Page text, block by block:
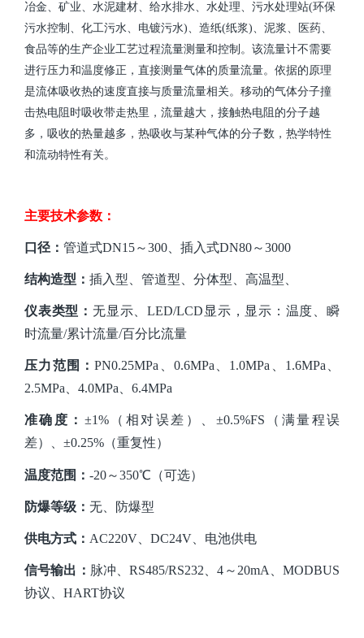
冶金、矿业、水泥建材、给水排水、水处理、污水处理站(环保
污水控制、化工污水、电镀污水)、造纸(纸浆)、泥浆、医药、
食品等的生产企业工艺过程流量测量和控制。该流量计不需要
进行压力和温度修正，直接测量气体的质量流量。依据的原理
是流体吸收热的速度直接与质量流量相关。移动的气体分子撞
击热电阻时吸收带走热里，流量越大，接触热电阻的分子越
多，吸收的热量越多，热吸收与某种气体的分子数，热学特性
和流动特性有关。
主要技术参数：
口径： 管道式DN15～300、插入式DN80～3000
结构造型： 插入型、管道型、分体型、高温型、
仪表类型： 无显示、LED/LCD显示 ，显示：温度、瞬
时流量/累计流量/百分比流量
压力范围：PN0.25MPa、0.6MPa、1.0MPa、1.6MPa、
2.5MPa、4.0MPa、6.4MPa
准确度： ±1%（相对误差）、±0.5%FS（满量程误
差）、±0.25%（重复性）
温度范围： -20～350℃（可选）
防爆等级： 无、防爆型
供电方式： AC220V、DC24V、电池供电
信号输出： 脉冲、RS485/RS232、4～20mA、MODBUS
协议、HART协议